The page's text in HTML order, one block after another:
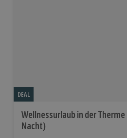
DEAL
Wellnessurlaub in der
Nacht)